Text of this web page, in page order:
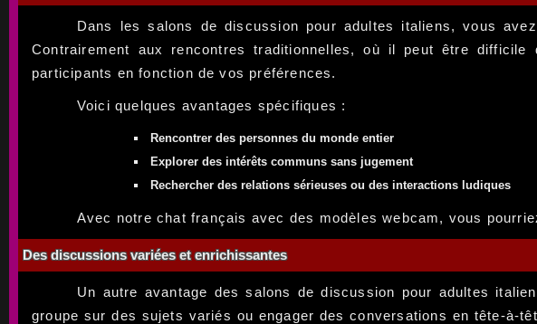
Dans les salons de discussion pour adultes italiens, vous
Contrairement aux rencontres traditionnelles, où il peut être
participants en fonction de vos préférences.
Voici quelques avantages spécifiques :
Rencontrer des personnes du monde entier
Explorer des intérêts communs sans jugement
Rechercher des relations sérieuses ou des interactions ludiques
Avec notre chat français avec des modèles webcam, vous
Des discussions variées et enrichissantes
Un autre avantage des salons de discussion pour adultes
groupe sur des sujets variés ou engager des conversations en tête-à-